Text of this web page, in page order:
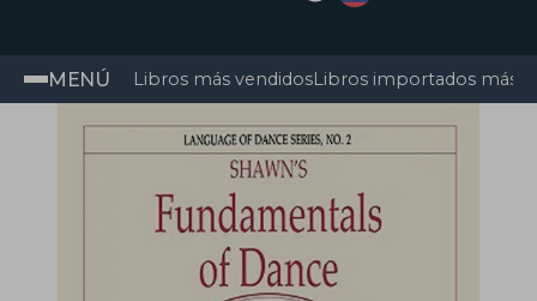
MENÚ Libros más vendidosLibros importados más